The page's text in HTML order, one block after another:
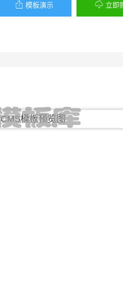
 模板演示  立即